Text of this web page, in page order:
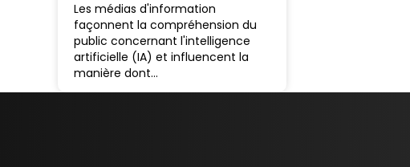
Les médias d'information
façonnent la compréhension du
public concernant l'intelligence
artificielle (IA) et influencent la
manière dont…